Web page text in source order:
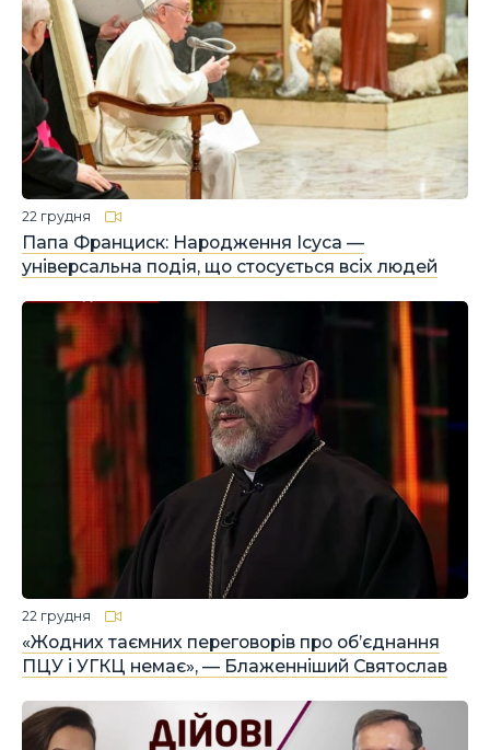
Папа Франциск: Народження Ісуса —
універсальна подія, що стосується всіх людей
22 грудня
«Жодних таємних переговорів про об’єднання
ПЦУ і УГКЦ немає», — Блаженніший Святослав
22 грудня